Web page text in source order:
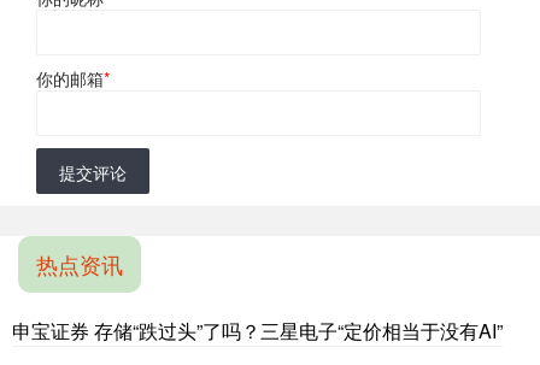
你的邮箱*
提交评论
热点资讯
申宝证券 存储“跌过头”了吗？三星电子“定价相当于没有AI”